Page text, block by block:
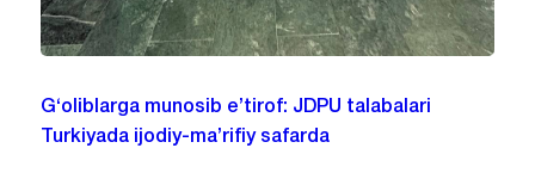
G‘oliblarga munosib e’tirof: JDPU talabalari
Turkiyada ijodiy-ma’rifiy safarda